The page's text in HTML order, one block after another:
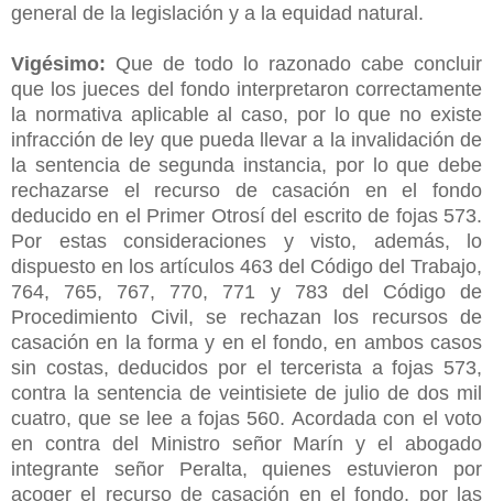
general de la legislación y a la equidad natural.
Vigésimo: Que de todo lo razonado cabe concluir
que los jueces del fondo interpretaron correctamente
la normativa aplicable al caso, por lo que no existe
infracción de ley que pueda llevar a la invalidación de
la sentencia de segunda instancia, por lo que debe
rechazarse el recurso de casación en el fondo
deducido en el Primer Otrosí del escrito de fojas 573.
Por estas consideraciones y visto, además, lo
dispuesto en los artículos 463 del Código del Trabajo,
764, 765, 767, 770, 771 y 783 del Código de
Procedimiento Civil, se rechazan los recursos de
casación en la forma y en el fondo, en ambos casos
sin costas, deducidos por el tercerista a fojas 573,
contra la sentencia de veintisiete de julio de dos mil
cuatro, que se lee a fojas 560. Acordada con el voto
en contra del Ministro señor Marín y el abogado
integrante señor Peralta, quienes estuvieron por
acoger el recurso de casación en el fondo, por las